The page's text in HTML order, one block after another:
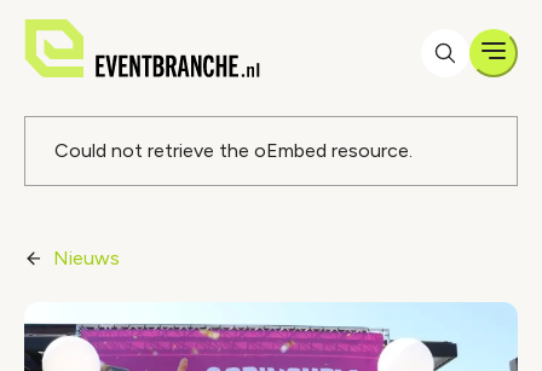
Foutmelding
Could not retrieve the oEmbed resource.
Nieuws